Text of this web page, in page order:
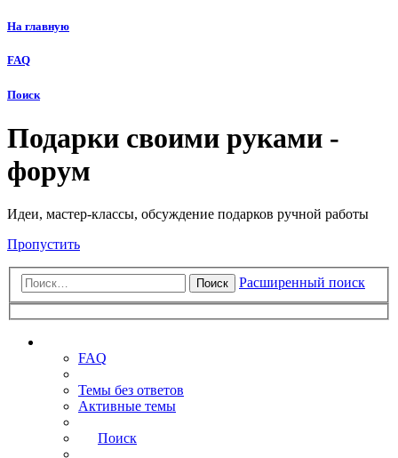
На главную
FAQ
Поиск
Подарки своими руками -
форум
Идеи, мастер-классы, обсуждение подарков ручной работы
Пропустить
Поиск Расширенный поиск
FAQ
Темы без ответов
Активные темы
Поиск